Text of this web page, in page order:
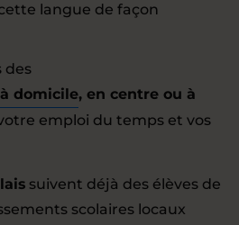
langue de façon
des
domicile, en centre ou à
emploi du temps et vos
suivent déjà des élèves de
scolaires locaux